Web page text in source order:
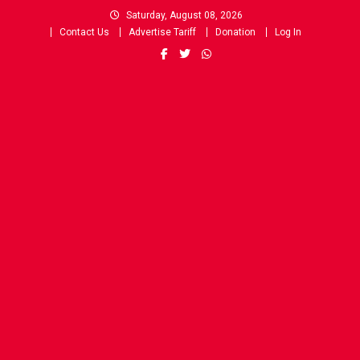
Saturday, August 08, 2026
Contact Us
Advertise Tariff Donation Log In